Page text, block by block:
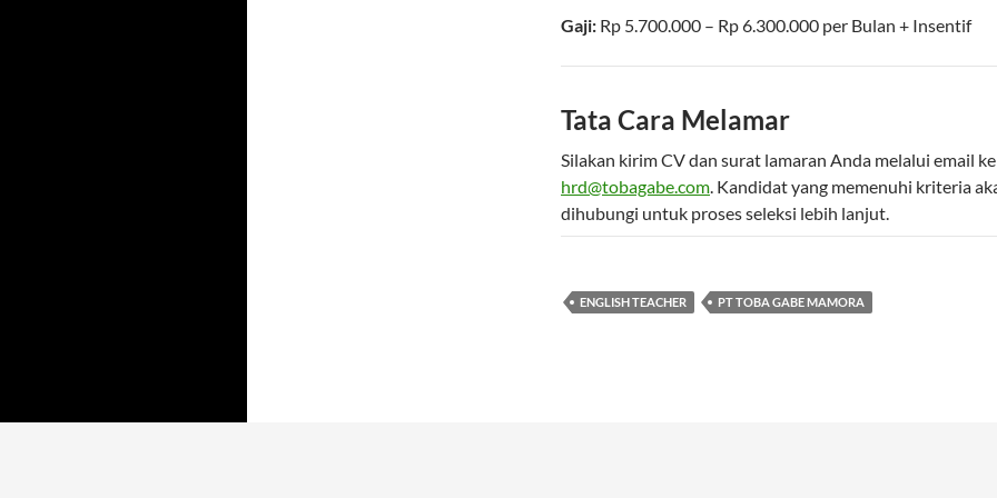
Gaji: Rp 5.700.000 – Rp 6.300.000 per Bulan + Insentif
Tata Cara Melamar
Silakan kirim CV dan surat lamaran Anda melalui email ke
hrd@tobagabe.com. Kandidat yang memenuhi kriteria
dihubungi untuk proses seleksi lebih lanjut.
ENGLISH TEACHER PT TOBA GABE MAMORA